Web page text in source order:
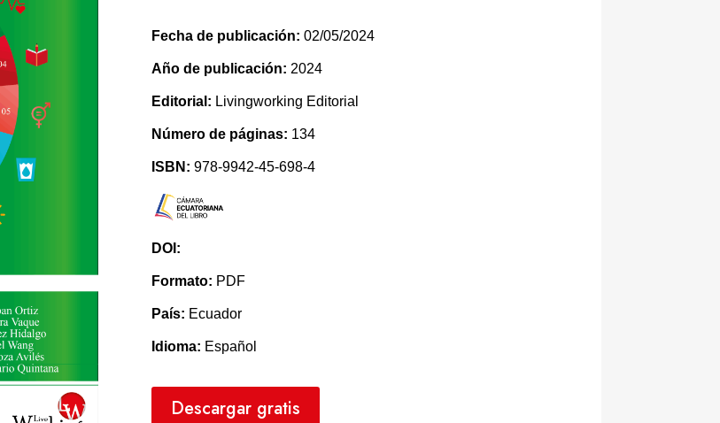
Fecha de publicación: 02/05/2024
Año de publicación: 2024
Editorial: Livingworking Editorial
Número de páginas: 134
ISBN: 978-9942-45-698-4
DOI:
Formato: PDF
País: Ecuador
Idioma: Español
Descargar gratis